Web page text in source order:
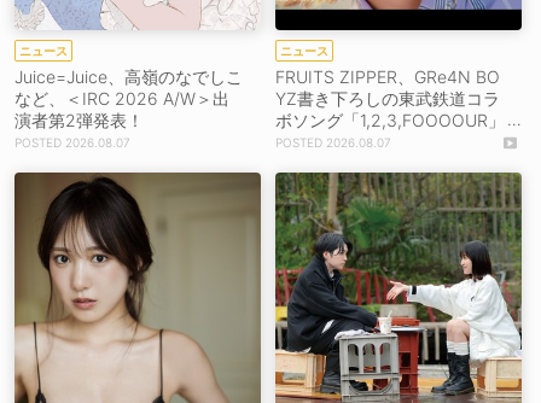
ニュース
Juice=Juice、高嶺のなでしこ
など、＜IRC 2026 A/W＞出
演者第2弾発表！
2026.08.07
ニュース
FRUITS ZIPPER、GRe4N BO
YZ書き下ろしの東武鉄道コラ
ボソング「1,2,3,FOOOOUR」
をリリース＆MV公開！
2026.08.07